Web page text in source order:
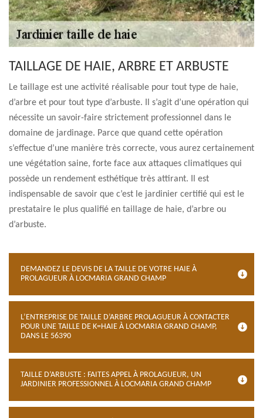
TAILLAGE DE HAIE, ARBRE ET ARBUSTE
Le taillage est une activité réalisable pour tout type de haie,
d’arbre et pour tout type d’arbuste. Il s’agit d’une opération qui
nécessite un savoir-faire strictement professionnel dans le
domaine de jardinage. Parce que quand cette opération
s’effectue d’une manière très correcte, vous aurez certainement
une végétation saine, forte face aux attaques climatiques qui
possède un rendement esthétique très attirant. Il est
indispensable de savoir que c’est le jardinier certifié qui est le
prestataire le plus qualifié en taillage de haie, d’arbre ou
d’arbuste.
DEMANDEZ LE DEVIS DE LA TAILLE DE VOTRE HAIE À
PROLAGUEUR À LOCMARIA GRAND CHAMP
L’ENTREPRISE DE TAILLE D’ARBRE PROLAGUEUR À CONTACTER
POUR UNE TAILLE DE K=HAIE À LOCMARIA GRAND CHAMP,
DANS LE 56390
TAILLE D’ARBUSTE : FAITES APPEL À PROLAGUEUR, UN
JARDINIER PROFESSIONNEL À LOCMARIA GRAND CHAMP